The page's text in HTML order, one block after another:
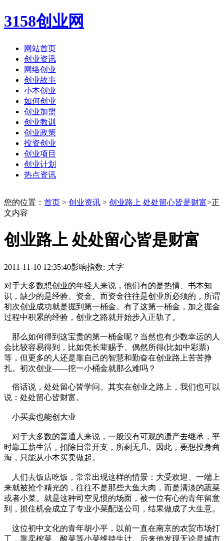
3158创业网
网站首页
创业资讯
网络创业
创业故事
小本创业
如何创业
创业加盟
创业教训
创业政策
投资创业
创业项目
创业计划
热点资讯
您的位置： 首页 > 创业资讯 > 创业路上 处处留心皆是财富>正
文内容
创业路上 处处留心皆是财富
2011-11-10 12:35:40影响指数: 大字
对于大多数想创业的年轻人来说，他们有的是热情、书本知
识，缺少的是经验、资金。而资金往往是创业所必须的，所谓
初次创业成功就是掘到第一桶金。有了这第一桶金，加之掘金
过程中积累的经验，创业之路就开始步入正轨了。
那么如何得到这宝贵的第一桶金呢？当然也有少数幸运的人
会比较容易得到，比如凭长辈赐予、偶然所得(比如中彩票)
等，但更多的人还是靠自己的智慧和勤奋在创业路上苦苦挣
扎。初次创业——挖一小桶金就那么难吗？
俗话说，处处留心皆学问。其实在创业之路上，我们也可以
说：处处留心皆财富。
小买卖也能创大业
对于大多数的普通人来说，一般没有可观的遗产去继承，平
时靠工薪生活，扣除日常开支，所剩无几。因此，要想投身商
海，只能从小本买卖做起。
人们去饭店吃饭，常常出现这样的情景：大受欢迎、一端上
来就被抢个精光的，往往不是那些大鱼大肉，而是清淡的蔬菜
或者小菜。就是这种司空见惯的场面，被一位有心的青年留意
到，抓住机会成立了专业小菜配送公司，结果做成了大生意。
这位初中文化的青年胡小平，以前一直在南京的农贸市场打
工，靠卖榨菜、酸菜等小菜维持生计。后来他发现无论是城市